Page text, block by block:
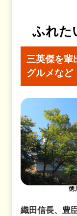
ふれた
三英傑を輩
グルメなど
織田信長、豊
徳